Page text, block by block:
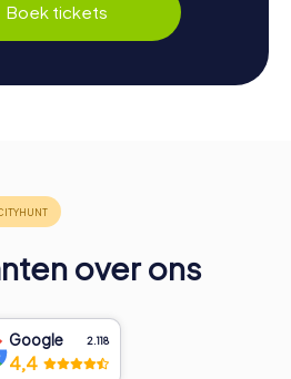
Boek tickets
over ons
Google 2.118
4,4